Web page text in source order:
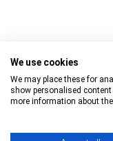
We use cookies
We may place these for
show personalised content
more information about